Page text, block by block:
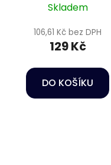
Skladem
106,61 Kč bez DPH
129 Kč
DO KOŠÍKU